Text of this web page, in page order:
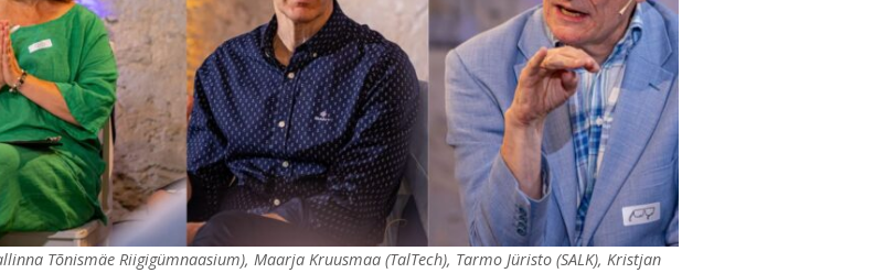
Tõnismäe Riigigümnaasium), Maarja Kruusmaa (TalTech), Tarmo Jüristo (SALK), Kristjan